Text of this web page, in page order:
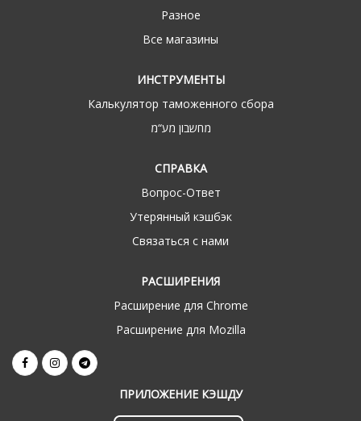
Разное
Все магазины
ИНСТРУМЕНТЫ
Калькулятор таможенного сбора
מחשבון מע“מ
СПРАВКА
Вопрос-Ответ
Утерянный кэшбэк
Связаться с нами
РАСШИРЕНИЯ
Расширение для Chrome
Расширение для Mozilla
ПРИЛОЖЕНИЕ КЭШДУ